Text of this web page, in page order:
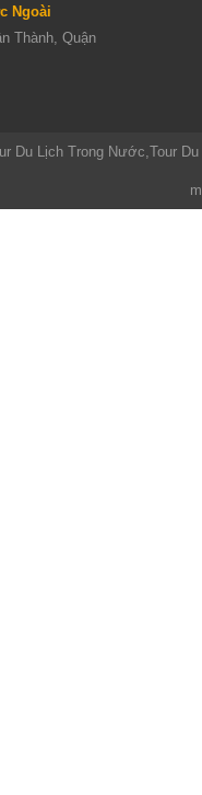
Ngoài
Thành, Quận
Du Lịch Trong Nước,Tour